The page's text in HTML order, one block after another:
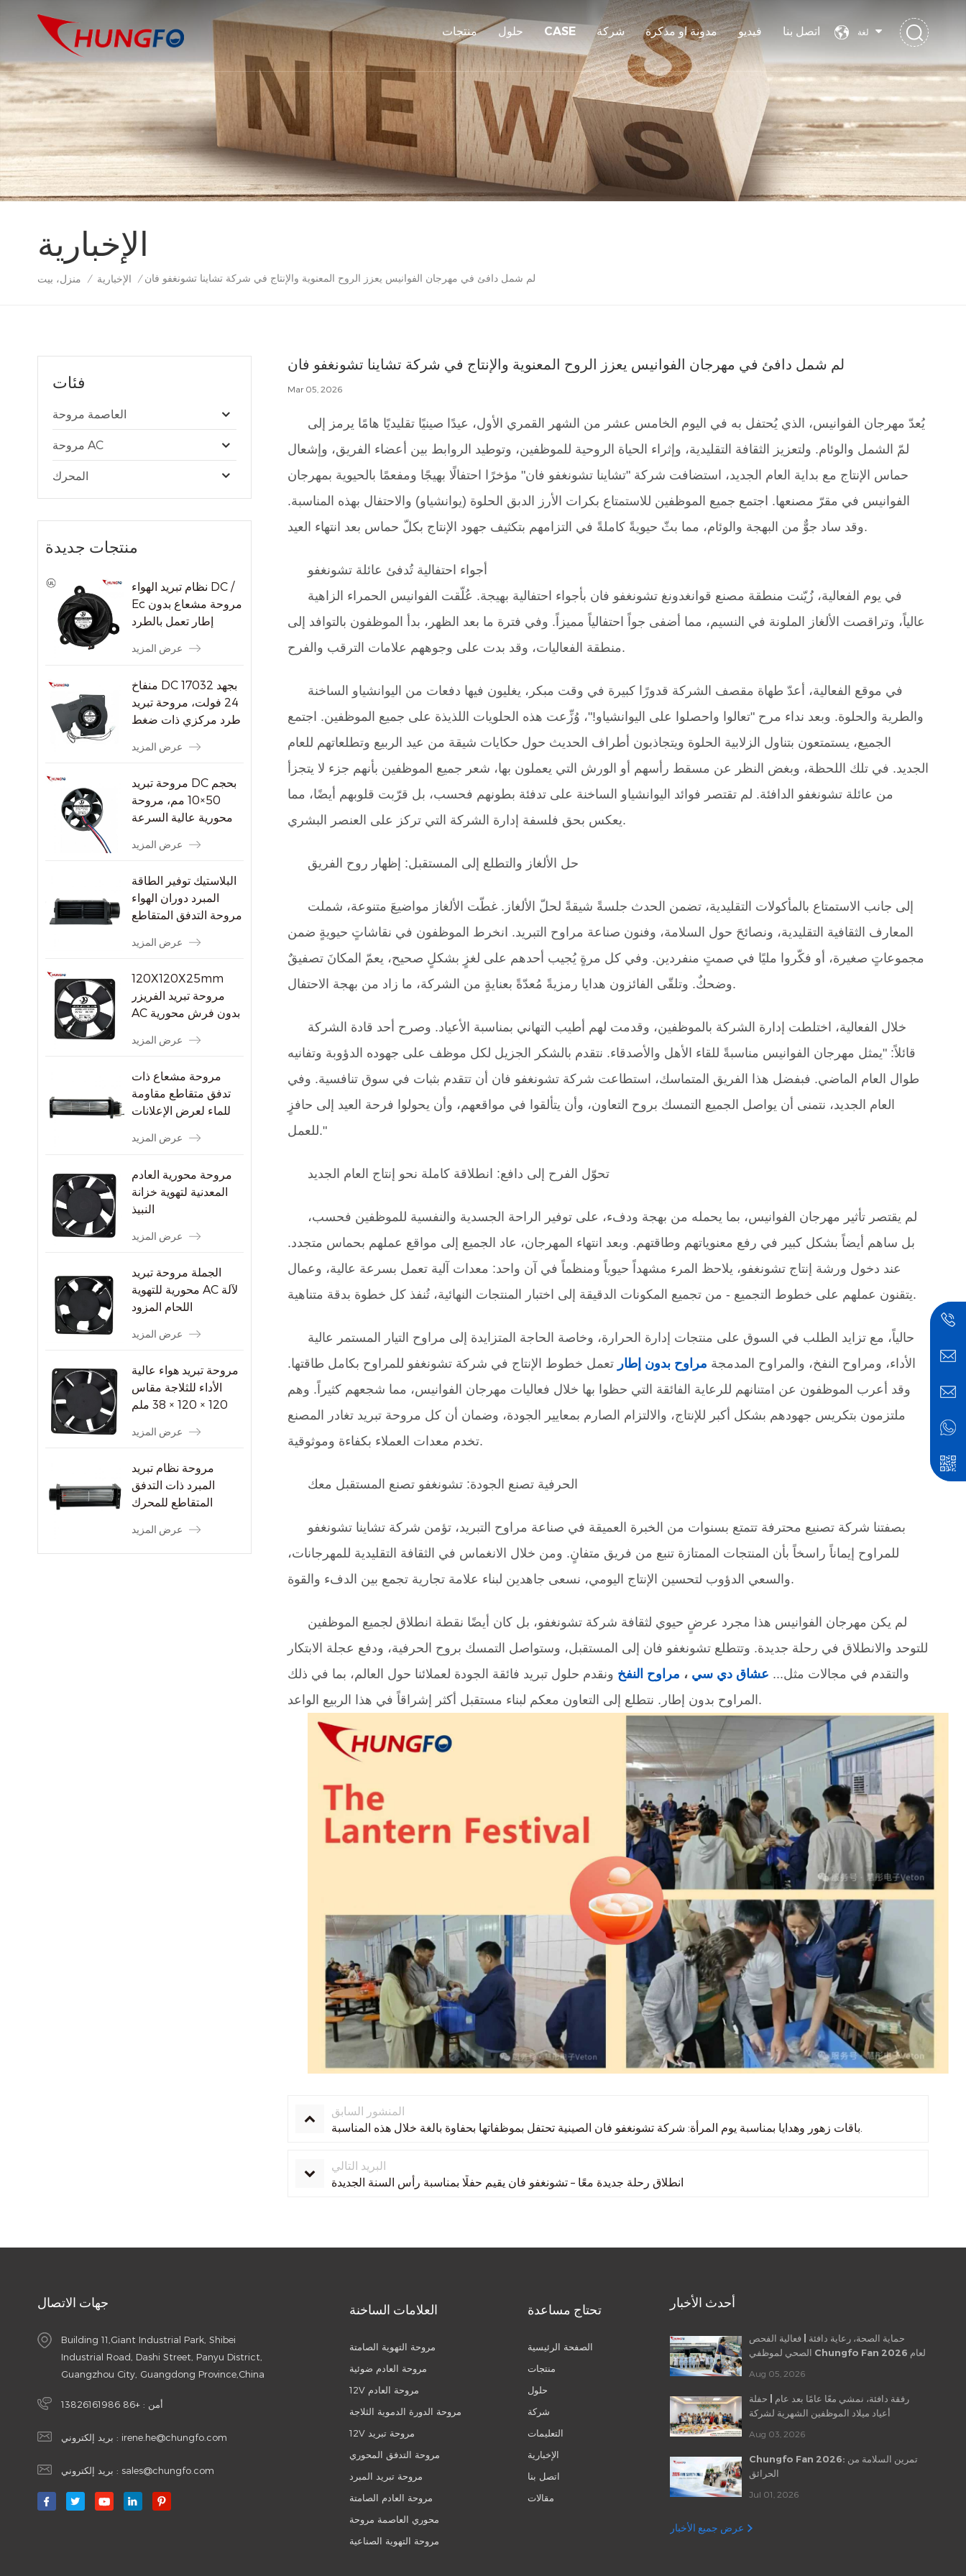
لغة منتجات حلول CASE شركة مدونة او مذكرة فيديو اتصل بنا
الإخبارية
منزل، بيت / الإخبارية / لم شمل دافئ في مهرجان الفوانيس يعزز الروح المعنوية والإنتاج في شركة تشاينا تشونغفو فان
فئات
العاصمة مروحة
مروحة AC
المحرك
منتجات جديدة
نظام تبريد الهواء DC /
Ec مروحة مشعاع بدون
إطار تعمل بالطرد
عرض المزيد
منفاخ DC 17032 بجهد
24 فولت، مروحة تبريد
طرد مركزي ذات ضغط
عرض المزيد
مروحة تبريد DC بحجم
50×10 مم، مروحة
محورية عالية السرعة
8000 دورة في الدقيقة
الصغيرة
عرض المزيد
البلاستيك توفير الطاقة
المبرد دوران الهواء
مروحة التدفق المتقاطع
عرض المزيد
120X120X25mm
مروحة تبريد الفريزر
AC بدون فرش محورية
عرض المزيد
مروحة مشعاع ذات
تدفق متقاطع مقاومة
للماء لعرض الإعلانات
عرض المزيد
مروحة محورية العادم
المعدنية لتهوية خزانة
النبيذ
عرض المزيد
الجملة مروحة تبريد
محورية للتهوية AC لآلة
اللحام المزود
عرض المزيد
مروحة تبريد هواء عالية
الأداء للثلاجة مقاس
120 × 120 × 38 ملم
عرض المزيد
مروحة نظام تبريد
المبرد ذات التدفق
المتقاطع للمحرك
عرض المزيد
لم شمل دافئ في مهرجان الفوانيس يعزز الروح المعنوية والإنتاج في شركة تشاينا تشونغفو فان
Mar 05, 2026
يُعدّ مهرجان الفوانيس، الذي يُحتفل به في اليوم الخامس عشر من الشهر القمري الأول، عيدًا صينيًا تقليديًا هامًا يرمز إلى
لمّ الشمل والوئام. ولتعزيز الثقافة التقليدية، وإثراء الحياة الروحية للموظفين، وتوطيد الروابط بين أعضاء الفريق، وإشعال
حماس الإنتاج مع بداية العام الجديد، استضافت شركة "تشاينا تشونغفو فان" مؤخرًا احتفالًا بهيجًا ومفعمًا بالحيوية بمهرجان
الفوانيس في مقرّ مصنعها. اجتمع جميع الموظفين للاستمتاع بكرات الأرز الدبق الحلوة (يوانشياو) والاحتفال بهذه المناسبة.
وقد ساد جوٌّ من البهجة والوئام، مما بثّ حيويةً كاملةً في التزامهم بتكثيف جهود الإنتاج بكلّ حماس بعد انتهاء العيد.
أجواء احتفالية تُدفئ عائلة تشونغفو
في يوم الفعالية، زُيّنت منطقة مصنع قوانغدونغ تشونغفو فان بأجواء احتفالية بهيجة. عُلّقت الفوانيس الحمراء الزاهية
عالياً، وتراقصت الألغاز الملونة في النسيم، مما أضفى جواً احتفالياً مميزاً. وفي فترة ما بعد الظهر، بدأ الموظفون بالتوافد إلى
منطقة الفعاليات، وقد بدت على وجوههم علامات الترقب والفرح.
في موقع الفعالية، أعدّ طهاة مقصف الشركة قدورًا كبيرة في وقت مبكر، يغليون فيها دفعات من اليوانشياو الساخنة
والطرية والحلوة. وبعد نداء مرح "تعالوا واحصلوا على اليوانشياو!"، وُزِّعت هذه الحلويات اللذيذة على جميع الموظفين. اجتمع
الجميع، يستمتعون بتناول الزلابية الحلوة ويتجاذبون أطراف الحديث حول حكايات شيقة من عيد الربيع وتطلعاتهم للعام
الجديد. في تلك اللحظة، وبغض النظر عن مسقط رأسهم أو الورش التي يعملون بها، شعر جميع الموظفين بأنهم جزء لا يتجزأ
من عائلة تشونغفو الدافئة. لم تقتصر فوائد اليوانشياو الساخنة على تدفئة بطونهم فحسب، بل قرّبت قلوبهم أيضًا، مما
يعكس بحق فلسفة إدارة الشركة التي تركز على العنصر البشري.
حل الألغاز والتطلع إلى المستقبل: إظهار روح الفريق
إلى جانب الاستمتاع بالمأكولات التقليدية، تضمن الحدث جلسةً شيقةً لحلّ الألغاز. غطّت الألغاز مواضيعَ متنوعة، شملت
المعارف الثقافية التقليدية، ونصائحَ حول السلامة، وفنون صناعة مراوح التبريد. انخرط الموظفون في نقاشاتٍ حيويةٍ ضمن
مجموعاتٍ صغيرة، أو فكّروا مليًا في صمتٍ منفردين. وفي كل مرةٍ يُجيب أحدهم على لغزٍ بشكلٍ صحيح، يعمّ المكانَ تصفيقٌ
وضحكٌ. وتلقّى الفائزون هدايا رمزيةً مُعدّةً بعنايةٍ من الشركة، ما زاد من بهجة الاحتفال.
خلال الفعالية، اختلطت إدارة الشركة بالموظفين، وقدمت لهم أطيب التهاني بمناسبة الأعياد. وصرح أحد قادة الشركة
قائلاً: "يمثل مهرجان الفوانيس مناسبةً للقاء الأهل والأصدقاء. نتقدم بالشكر الجزيل لكل موظف على جهوده الدؤوبة وتفانيه
طوال العام الماضي. فبفضل هذا الفريق المتماسك، استطاعت شركة تشونغفو فان أن تتقدم بثبات في سوق تنافسية. وفي
العام الجديد، نتمنى أن يواصل الجميع التمسك بروح التعاون، وأن يتألقوا في مواقعهم، وأن يحولوا فرحة العيد إلى حافزٍ
للعمل."
تحوّل الفرح إلى دافع: انطلاقة كاملة نحو إنتاج العام الجديد
لم يقتصر تأثير مهرجان الفوانيس، بما يحمله من بهجة ودفء، على توفير الراحة الجسدية والنفسية للموظفين فحسب،
بل ساهم أيضاً بشكل كبير في رفع معنوياتهم وطاقتهم. وبعد انتهاء المهرجان، عاد الجميع إلى مواقع عملهم بحماس متجدد.
عند دخول ورشة إنتاج تشونغفو، يلاحظ المرء مشهداً حيوياً ومنظماً في آن واحد: معدات آلية تعمل بسرعة عالية، وعمال
يتقنون عملهم على خطوط التجميع - من تجميع المكونات الدقيقة إلى اختبار المنتجات النهائية، تُنفذ كل خطوة بدقة متناهية.
حالياً، مع تزايد الطلب في السوق على منتجات إدارة الحرارة، وخاصة الحاجة المتزايدة إلى مراوح التيار المستمر عالية
الأداء، ومراوح النفخ، والمراوح المدمجة مراوح بدون إطارتعمل خطوط الإنتاج في شركة تشونغفو للمراوح بكامل طاقتها.
وقد أعرب الموظفون عن امتنانهم للرعاية الفائقة التي حظوا بها خلال فعاليات مهرجان الفوانيس، مما شجعهم كثيراً. وهم
ملتزمون بتكريس جهودهم بشكل أكبر للإنتاج، والالتزام الصارم بمعايير الجودة، وضمان أن كل مروحة تبريد تغادر المصنع
تخدم معدات العملاء بكفاءة وموثوقية.
الحرفية تصنع الجودة: تشونغفو تصنع المستقبل معك
بصفتنا شركة تصنيع محترفة تتمتع بسنوات من الخبرة العميقة في صناعة مراوح التبريد، تؤمن شركة تشاينا تشونغفو
للمراوح إيماناً راسخاً بأن المنتجات الممتازة تنبع من فريق متفانٍ. ومن خلال الانغماس في الثقافة التقليدية للمهرجانات،
والسعي الدؤوب لتحسين الإنتاج اليومي، نسعى جاهدين لبناء علامة تجارية تجمع بين الدفء والقوة.
لم يكن مهرجان الفوانيس هذا مجرد عرضٍ حيوي لثقافة شركة تشونغفو، بل كان أيضًا نقطة انطلاق لجميع الموظفين
للتوحد والانطلاق في رحلة جديدة. وتتطلع تشونغفو فان إلى المستقبل، وستواصل التمسك بروح الحرفية، ودفع عجلة الابتكار
والتقدم في مجالات مثل... عشاق دي سي، مراوح النفخ ونقدم حلول تبريد فائقة الجودة لعملائنا حول العالم، بما في ذلك
المراوح بدون إطار. نتطلع إلى التعاون معكم لبناء مستقبل أكثر إشراقاً في هذا الربيع الواعد.
المنشور السابق
البريد التالي
انطلاق رحلة جديدة معًا – تشونغفو فان يقيم حفلًا بمناسبة رأس السنة الجديدة
جهات الاتصال
Building 11,Giant Industrial Park, Shibei
Industrial Road, Dashi Street, Panyu District,
Guangzhou City, Guangdong Province,China
أمن : +86 13826161986
بريد إلكتروني : irene.he@chungfo.com
بريد إلكتروني : sales@chungfo.com
العلامات الساخنة
مروحة التهوية الصامتة
مروحة العادم ضوئية
12V مروحة العادم
مروحة الدورة الدموية الثلاجة
12V مروحة تبريد
مروحة التدفق المحوري
مروحة تبريد المبرد
مروحة العادم الصامتة
محوري العاصمة مروحة
مروحة التهوية الصناعية
تحتاج مساعدة
الصفحة الرئيسية
منتجات
حلول
شركة
التعليمات
الإخبارية
اتصل بنا
مقالات
أحدث الأخبار
حماية الصحة، رعاية دافئة | فعالية الفحص
الصحي لموظفي Chungfo Fan لعام 2026
Aug 05, 2026
رفقة دافئة، نمشي معًا عامًا بعد عام | حفلة
أعياد ميلاد الموظفين الشهرية لشركة
Aug 03, 2026
Chungfo Fan 2026: تمرين السلامة من
الحرائق
Jul 01, 2026
عرض جميع الأخبار